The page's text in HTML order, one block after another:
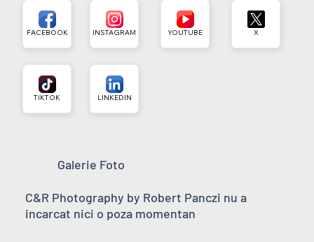
FACEBOOK INSTAGRAM YOUTUBE
LINKEDIN
X
TIKTOK
Galerie Foto
C&R Photography by Robert Panczi nu a
incarcat nici o poza momentan